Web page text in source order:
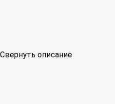
Свернуть описание